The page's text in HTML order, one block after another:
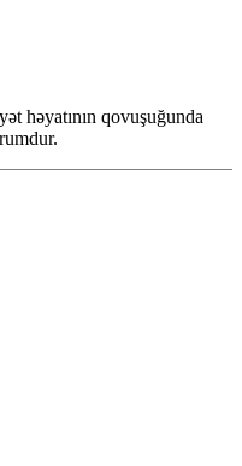
həyatının qovuşuğunda